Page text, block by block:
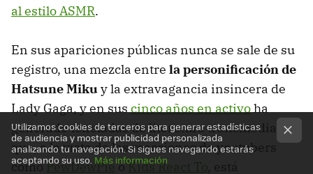
al estilo ASMR.
En sus apariciones públicas nunca se sale de su
registro, una mezcla entre la personificación de
Hatsune Mikuy la extravagancia insincera de
Lady Gaga, y en sus cinco años en activoha
generado toneladas de literatura transmedia
que, a la vista de las reacciones de youtubers
comoPewDewPieoKids React To , está
Utilizamos cookies de terceros para generar estadísticas
de audiencia y mostrar publicidad personalizada
analizando tu navegación. Si sigues navegando estarás
aceptando su uso. Más información